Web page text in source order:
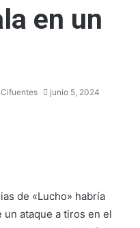
en un
junio 5, 2024
de «Lucho» habría
ataque a tiros en el